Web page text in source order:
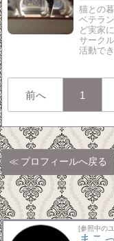
猫との
ベテラ
ど実家
サーク
活動で
前へ 1
プロフィールへ戻る
[参照中の